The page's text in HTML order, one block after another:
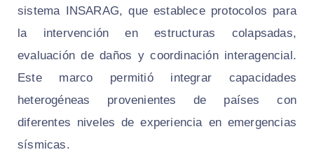
sistema INSARAG, que establece protocolos para
la intervención en estructuras colapsadas,
evaluación de daños y coordinación interagencial.
Este marco permitió integrar capacidades
heterogéneas provenientes de países con
diferentes niveles de experiencia en emergencias
sísmicas.